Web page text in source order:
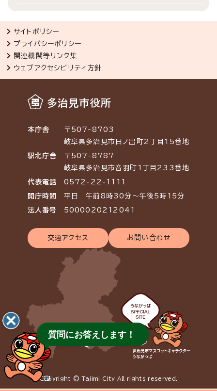
サイトポリシー
プライバシーポリシー
関連機関等リンク集
ウェブアクセシビリティ方針
多治見市役所
本庁舎
〒507-8703
岐阜県多治見市日ノ出町2丁目15番地
駅北庁舎
〒507-8787
岐阜県多治見市音羽町1丁目233番地
代表電話 0572-22-1111
開庁時間 平日 午前8時30分～午後5時15分
法人番号 5000020212041
交通アクセス お問い合わせ
Copyright © Tajimi City All rights reserved.
質問にお答えします！